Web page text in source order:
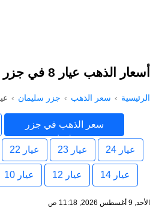
أسعار الذهب عيار 8 في جزر سليمان اليوم
الرئيسية سعر الذهب جزر سليمان
سعر الذهب في جزر
سليمان
عيار 24 عيار 23 عيار 22
عيار 14 عيار 12 عيار 10
الأحد, 9 أغسطس 2026, 11:18 ص